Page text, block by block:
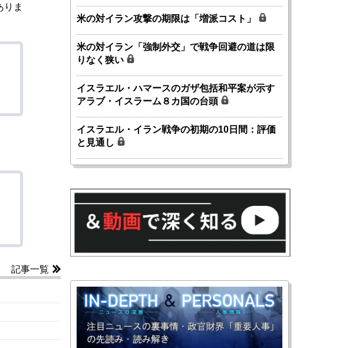
りま
記事一覧
米の対イラン攻撃の期限は「増派コスト」
米の対イラン「強制外交」で戦争回避の道は限
りなく狭い
イスラエル・ハマースのガザ包括和平案が示す
アラブ・イスラーム８カ国の台頭
イスラエル・イラン戦争の初期の10日間：評価
と見通し